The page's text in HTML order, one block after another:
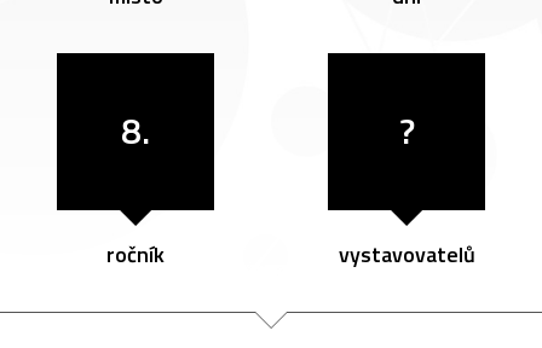
8.
ročník
?
vystavovatelů